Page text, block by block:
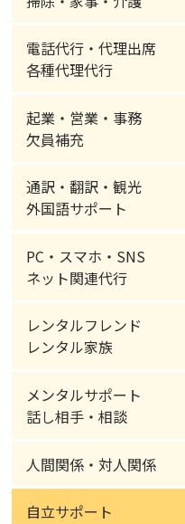
電話代行・代理出席
各種代理代行
起業・営業・事務
欠員補充
通訳・翻訳・観光
外国語サポート
PC・スマホ・SNS
ネット関連代行
レンタルフレンド
レンタル家族
メンタルサポート
話し相手・相談
人間関係・対人関係
自立サポート